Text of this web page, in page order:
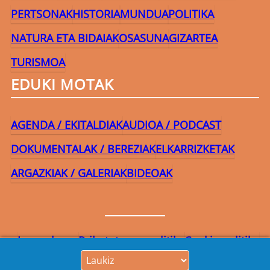
PERTSONAKHISTORIAMUNDUAPOLITIKA
NATURA ETA BIDAIAKOSASUNAGIZARTEA
TURISMOA
EDUKI MOTAK
AGENDA / EKITALDIAKAUDIOA / PODCAST
DOKUMENTALAK / BEREZIAKELKARRIZKETAK
ARGAZKIAK / GALERIAKBIDEOAK
Lege-oharraPribatutasun-politikaCookie politika